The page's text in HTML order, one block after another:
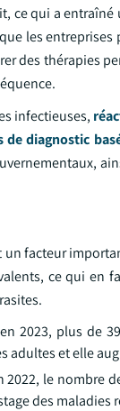
qui a
les
des thérapies
infectieuses,
de diagnostic
facteur
ce qui
2023, plus de
adultes et elle
le nombre
des